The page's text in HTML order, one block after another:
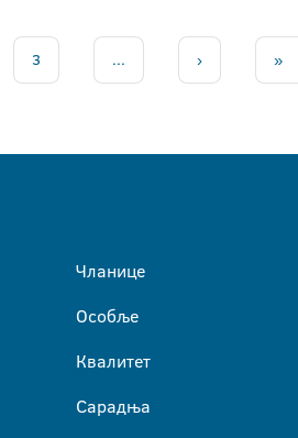
3 ... › »
Чланице
Особље
Квалитет
Сарадња